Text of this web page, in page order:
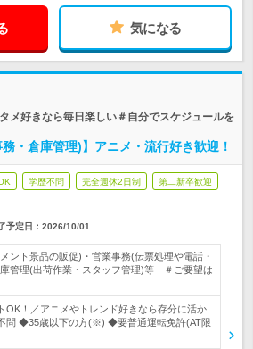
気になる
メ好きなら毎日楽しい＃自分でスケジュールを
務・倉庫管理)】アニメ・流行好き歓迎！
学歴不問 完全週休2日制 第二新卒歓迎
予定日： 2026/10/01
ント景品の販促)・営業事務(伝票処理や電話・
庫管理(出荷作業・スタッフ管理)等 ＃ご要望は
OK！／アニメやトレンド好きなら存分に活か
問 ◆35歳以下の方(※) ◆要普通運転免許(AT限